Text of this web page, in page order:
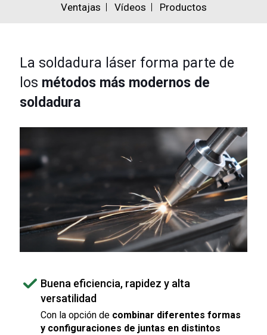
Ventajas Vídeos Productos
La soldadura láser forma parte de
los métodos más modernos de
soldadura
Buena eficiencia, rapidez y alta
versatilidad
Con la opción de combinar diferentes formas
y configuraciones de juntas en distintos